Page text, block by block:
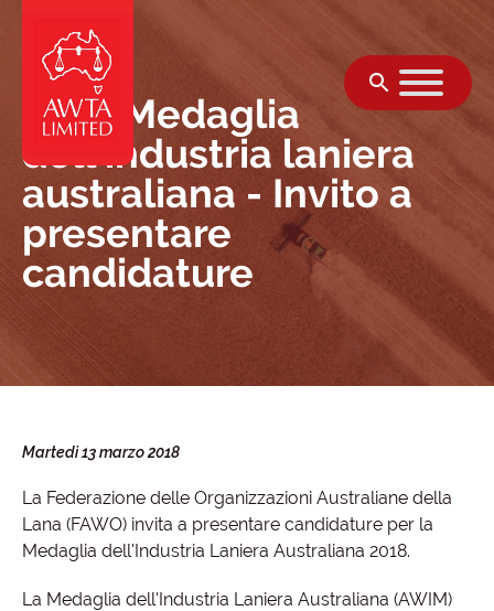
2018 Medaglia
dell'industria laniera
australiana - Invito a
presentare
candidature
Martedì 13 marzo 2018
La Federazione delle Organizzazioni Australiane della
Lana (FAWO) invita a presentare candidature per la
Medaglia dell'Industria Laniera Australiana 2018.
La Medaglia dell'Industria Laniera Australiana (AWIM)